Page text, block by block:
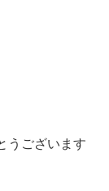
うございます